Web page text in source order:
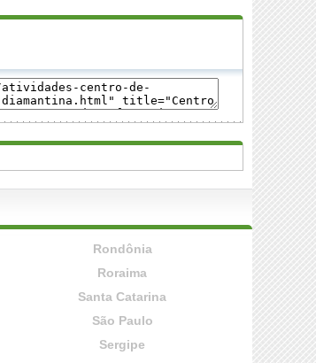
Rondônia
Roraima
Santa Catarina
São Paulo
Sergipe